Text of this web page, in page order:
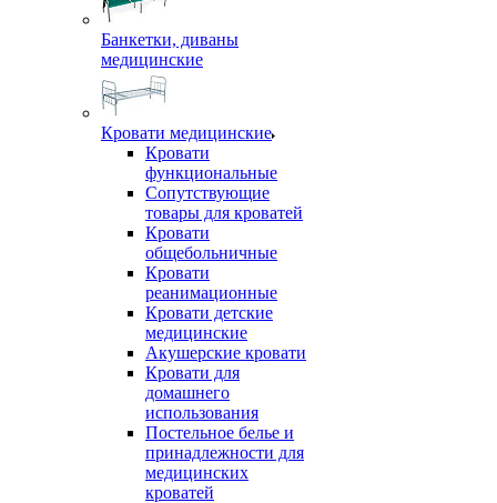
Банкетки, диваны
медицинские
Кровати медицинские
Кровати
функциональные
Сопутствующие
товары для кроватей
Кровати
общебольничные
Кровати
реанимационные
Кровати детские
медицинские
Акушерские кровати
Кровати для
домашнего
использования
Постельное белье и
принадлежности для
медицинских
кроватей